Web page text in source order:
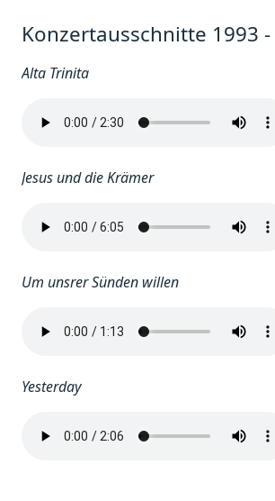
Konzertausschnitte 1993 -
Alta Trinita
Jesus und die Krämer
Um unsrer Sünden willen
Yesterday